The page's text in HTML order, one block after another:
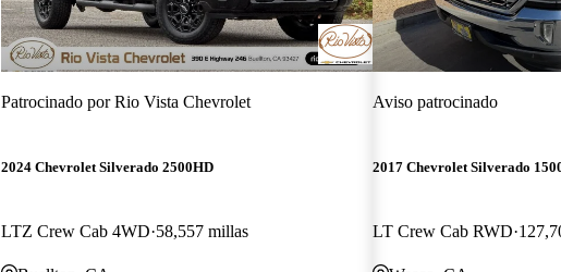
Patrocinado porRio Vista Chevrolet
2024 Chevrolet Silverado 2500HD
LTZ Crew Cab 4WD 58,557 millas
Aviso patrocinado
2017 Chevrolet Silverado
LT Crew Cab RWD